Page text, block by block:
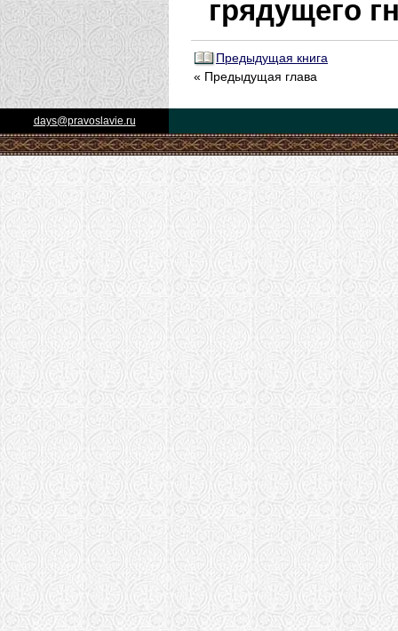
грядущего
Предыдущая книга
« Предыдущая глава
days@pravoslavie.ru